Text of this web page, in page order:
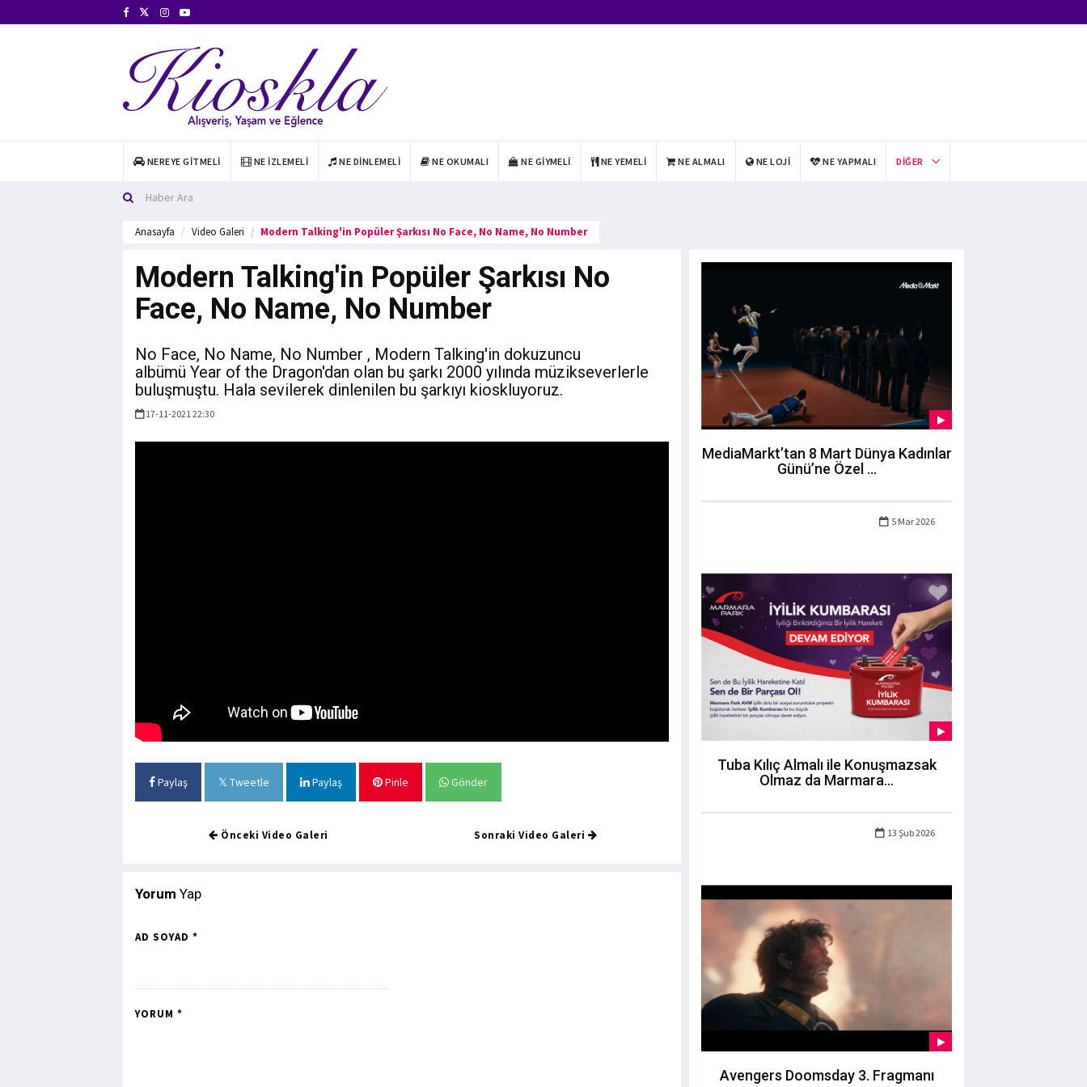
NEREYE GITMELI NE İZLEMELI NE DINLEMELI NE OKUMALI NE GIYMELI NE YEMELI NE ALMALI NE LOJI NE YAPMALI DIĞER
Anasayfa Video Galeri Modern Talking'in Popüler Şarkısı No Face, No Name, No Number
Modern Talking'in Popüler Şarkısı No
Face, No Name, No Number
No Face, No Name, No Number , Modern Talking'in dokuzuncu
albümü Year of the Dragon'dan olan bu şarkı 2000 yılında müzikseverlerle
buluşmuştu. Hala sevilerek dinlenilen bu şarkıyı kioskluyoruz.
17-11-2021 22:30
Paylaş Tweetle Paylaş Pinle Gönder
Önceki Video Galeri Sonraki Video Galeri
Yorum Yap
AD SOYAD *
YORUM *
MediaMarkt’tan 8 Mart Dünya Kadınlar
Günü’ne Özel ...
5 Mar 2026
Tuba Kılıç Almalı ile Konuşmazsak
Olmaz da Marmara...
13 Şub 2026
Avengers Doomsday 3. Fragmanı